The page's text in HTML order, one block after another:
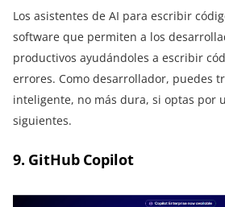
Los asistentes de AI para escribir
software que permiten a los
productivos ayudándoles a escribir
errores. Como desarrollador, puedes
inteligente, no más dura, si optas por
siguientes.
9. GitHub Copilot